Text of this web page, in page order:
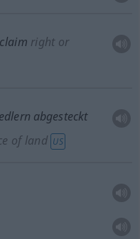
claim right or
abgesteckt
of land US